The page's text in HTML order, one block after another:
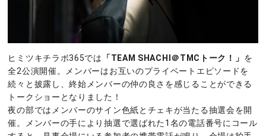
ヒミツキチラボ365では 「TEAM SHACHI＠TMCトーク！」 を
全2公演開催。メンバーはお互いのプライベートエピソードを
続々と披露し、終始メンバーの仲の良さを感じることができる
トークショーとなりました！
夜の部ではメンバーのサイン色紙とチェキが当たる抽選会を開
催。メンバーの手により抽選で選ばれた1名の電話番号にコール